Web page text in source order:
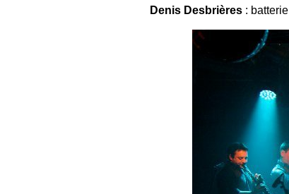
Denis Desbrières : batterie